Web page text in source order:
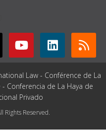
Law - Conférence de La
Conferencia de La Haya de
Privado
Rights Reserved.